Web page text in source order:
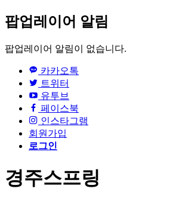
팝업레이어 알림
팝업레이어 알림이 없습니다.
카카오톡
트위터
유투브
페이스북
인스타그램
회원가입
로그인
경주스프링